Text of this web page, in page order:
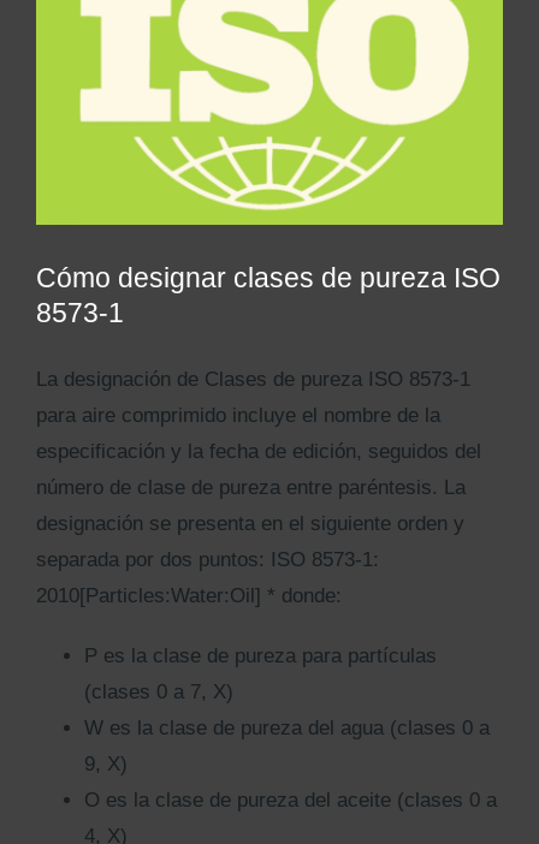
Kits AirCheck✓
Account
Cómo designar clases de pureza ISO
8573-1
La designación de Clases de pureza ISO 8573-1
para aire comprimido incluye el nombre de la
especificación y la fecha de edición, seguidos del
número de clase de pureza entre paréntesis. La
designación se presenta en el siguiente orden y
separada por dos puntos: ISO 8573-1:
2010[Particles:Water:Oil] * donde:
P es la clase de pureza para partículas
(clases 0 a 7, X)
W es la clase de pureza del agua (clases 0 a
9, X)
O es la clase de pureza del aceite (clases 0 a
4, X)